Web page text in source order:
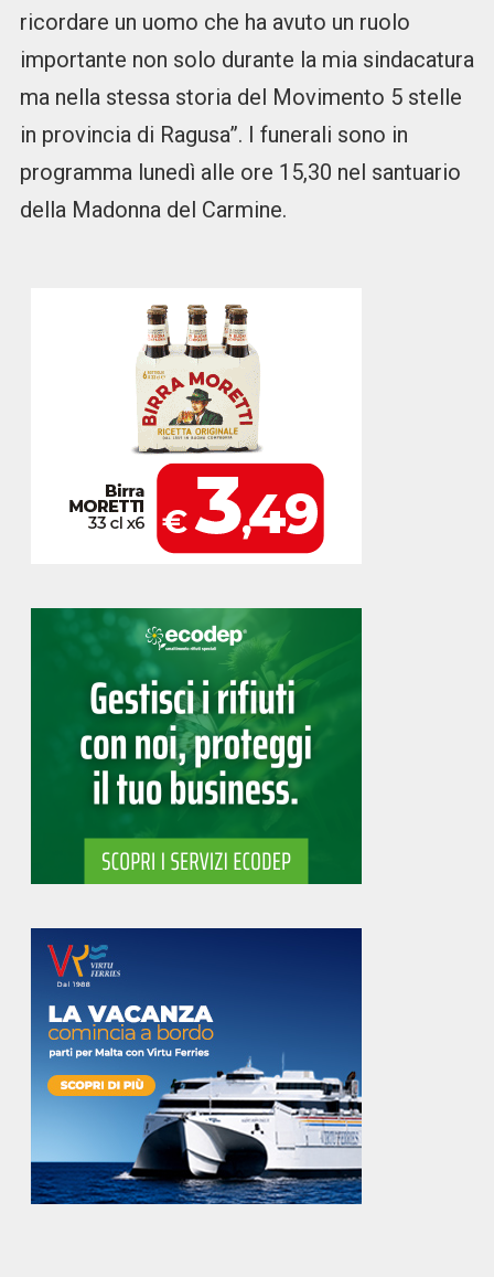
ricordare un uomo che ha avuto un ruolo
importante non solo durante la mia sindacatura
ma nella stessa storia del Movimento 5 stelle
in provincia di Ragusa”. I funerali sono in
programma lunedì alle ore 15,30 nel santuario
della Madonna del Carmine.